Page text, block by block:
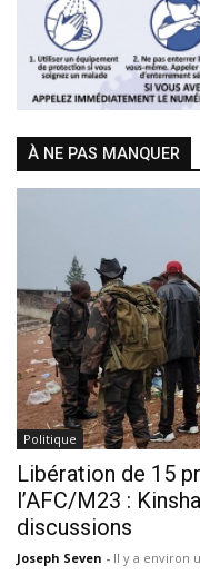
À NE PAS MANQUER
Politique
Libération de 15
l’AFC/M23 :
discussions
Joseph Seven - Il y a environ